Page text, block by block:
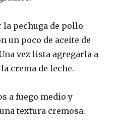
la pechuga de pollo
un poco de aceite de
vez lista agregarla a
crema de leche.
a fuego medio y
textura cremosa.